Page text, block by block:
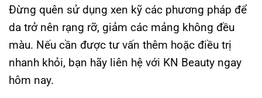
Đừng quên sử dụng xen kỹ các phương pháp để
da trở nên rạng rỡ, giảm các mảng không đều
màu. Nếu cần được tư vấn thêm hoặc điều trị
nhanh khỏi, bạn hãy liên hệ với KN Beauty ngay
hôm nay.